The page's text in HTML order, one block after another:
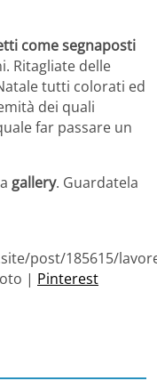
come segnaposti
Ritagliate delle
tutti colorati ed
dei quali
far passare un
gallery. Guardatela
post/185615/
| Pinterest